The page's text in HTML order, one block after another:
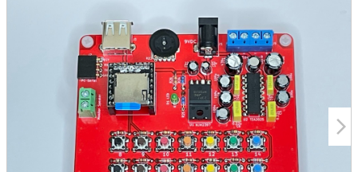
arrow_forward_ios